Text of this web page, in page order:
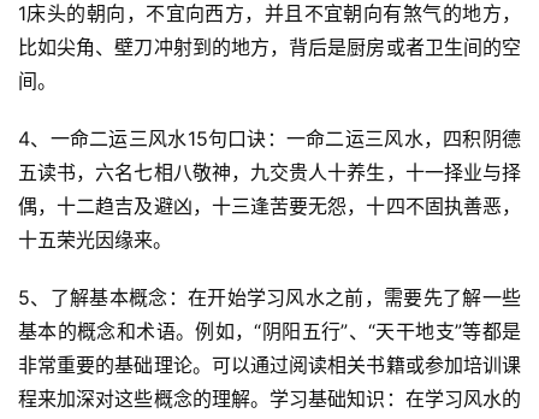
1床头的朝向，不宜向西方，并且不宜朝向有煞气的地方，
比如尖角、壁刀冲射到的地方，背后是厨房或者卫生间的空
间。
4、一命二运三风水15句口诀：一命二运三风水，四积阴德
五读书，六名七相八敬神，九交贵人十养生，十一择业与择
偶，十二趋吉及避凶，十三逢苦要无怨，十四不固执善恶，
十五荣光因缘来。
5、了解基本概念：在开始学习风水之前，需要先了解一些
基本的概念和术语。例如，“阴阳五行”、“天干地支”等都是
非常重要的基础理论。可以通过阅读相关书籍或参加培训课
程来加深对这些概念的理解。学习基础知识：在学习风水的